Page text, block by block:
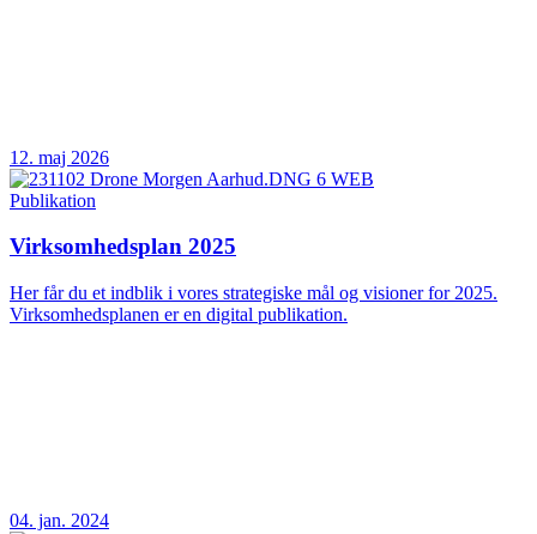
12. maj 2026
Publikation
Virksomhedsplan 2025
Her får du et indblik i vores strategiske mål og visioner for 2025.
Virksomhedsplanen er en digital publikation.
04. jan. 2024